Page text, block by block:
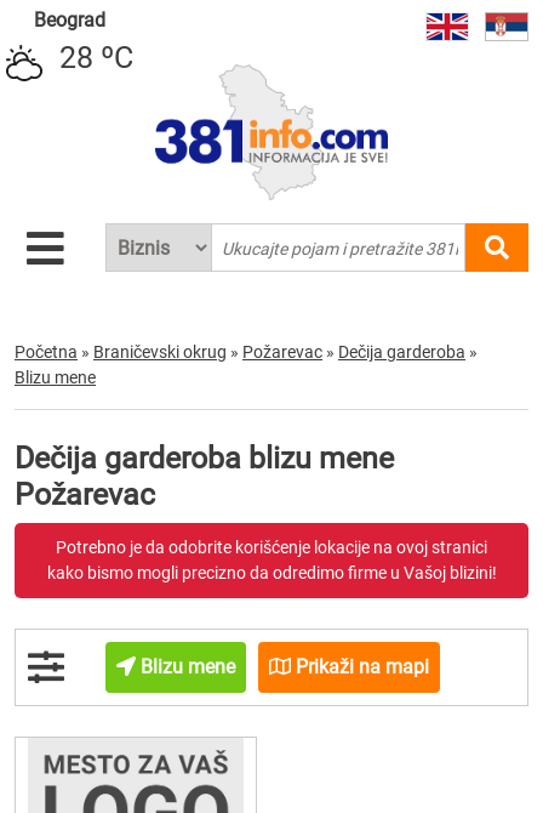
Beograd
28 ºC
Početna » Braničevski okrug » Požarevac » Dečija garderoba »
Blizu mene
Dečija garderoba blizu mene
Požarevac
Potrebno je da odobrite korišćenje lokacije na ovoj stranici
kako bismo mogli precizno da odredimo firme u Vašoj blizini!
Blizu mene Prikaži na mapi